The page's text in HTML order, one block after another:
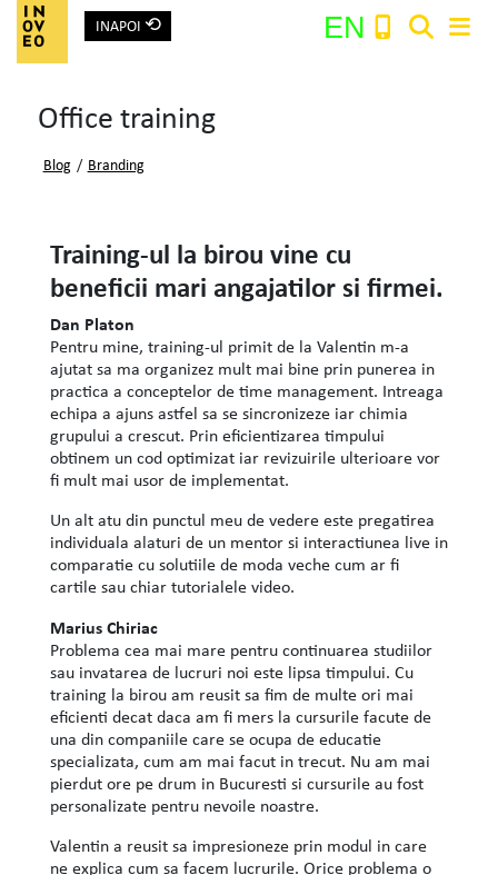
Main Navigation
INAPOI ⟲ EN
Search:
Office training
Blog / Branding
Training-ul la birou vine cu
beneficii mari angajatilor si firmei.
Dan Platon
Pentru mine, training-ul primit de la Valentin m-a
ajutat sa ma organizez mult mai bine prin punerea in
practica a conceptelor de time management. Intreaga
echipa a ajuns astfel sa se sincronizeze iar chimia
grupului a crescut. Prin eficientizarea timpului
obtinem un cod optimizat iar revizuirile ulterioare vor
fi mult mai usor de implementat.
Un alt atu din punctul meu de vedere este pregatirea
individuala alaturi de un mentor si interactiunea live in
comparatie cu solutiile de moda veche cum ar fi
cartile sau chiar tutorialele video.
Marius Chiriac
Problema cea mai mare pentru continuarea studiilor
sau invatarea de lucruri noi este lipsa timpului. Cu
training la birou am reusit sa fim de multe ori mai
eficienti decat daca am fi mers la cursurile facute de
una din companiile care se ocupa de educatie
specializata, cum am mai facut in trecut. Nu am mai
pierdut ore pe drum in Bucuresti si cursurile au fost
personalizate pentru nevoile noastre.
Valentin a reusit sa impresioneze prin modul in care
ne explica cum sa facem lucrurile. Orice problema o